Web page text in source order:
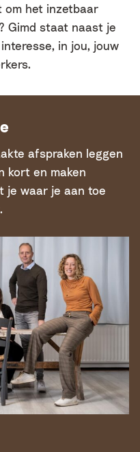
om het inzetbaar
Gimd staat naast je
in jou, jouw
afspraken leggen
kort en maken
je waar je aan toe